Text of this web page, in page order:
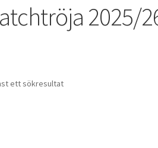
2025/
ett sökresultat